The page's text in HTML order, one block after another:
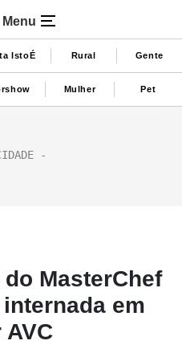
Menu
IstoÉ Rural Gente
Mulher Pet
MasterChef
em